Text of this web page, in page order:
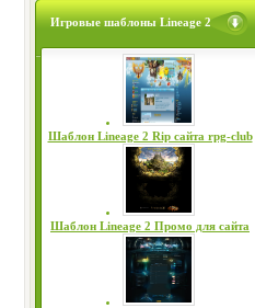
Игровые шаблоны Lineage 2
Шаблон Lineage 2 Rip сайта rpg-club
Шаблон Lineage 2 Промо для сайта